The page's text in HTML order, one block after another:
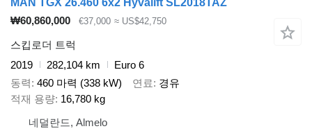
MAN TGX 26.460 6x2 Hyvalift SL2018TAZ
₩60,860,000
€37,000 ≈ US$42,750
스킵로더 트럭
2019
282,104 km
Euro 6
동력 460 마력 (338 kW) 연료
경유
적재 용량 16,780 kg
네덜란드, Almelo